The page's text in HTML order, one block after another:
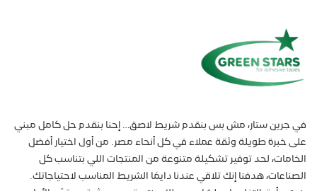
في جرين ستار، مش بس بنقدم شريط لاصق… إحنا بنقدم حل كامل مبني
على خبرة طويلة وثقة عملاء في كل أنحاء مصر. من أول اختيار أفضل
الخامات، لحد توفير تشكيلة متنوعة من المنتجات اللي بتناسب كل
الصناعات، هدفنا إنك تلاقي عندنا دايمًا الشريط المناسب لاحتياجاتك.